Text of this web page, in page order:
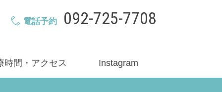
電話予約 092-725-7708
時間・アクセス Instagram